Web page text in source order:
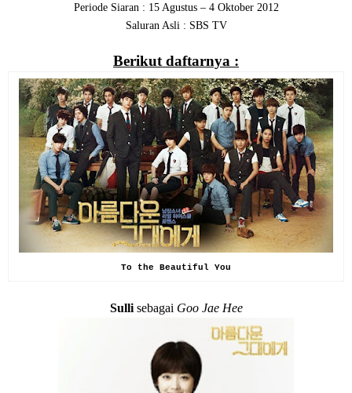
Periode Siaran : 15 Agustus – 4 Oktober 2012
Saluran Asli : SBS TV
Berikut daftarnya :
To the Beautiful You
Sullisebagai Goo Jae Hee